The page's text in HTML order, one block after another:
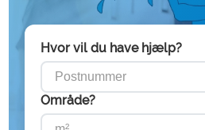
Hvor vil du have hjælp?
Område?